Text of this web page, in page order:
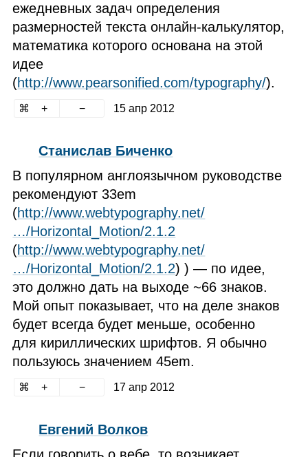
ежедневных задач определения
размерностей текста онлайн‑калькулятор,
математика которого основана на этой
идее
(http://www.pearsonified.com/typography/).
15 апр 2012
Станислав Биченко
В популярном англоязычном руководстве
рекомендуют 33em
(http://www.webtypography.net/
…/Horizontal_Motion/2.1.2
(http://www.webtypography.net/
…/Horizontal_Motion/2.1.2) ) — по идее,
это должно дать на выходе ~66 знаков.
Мой опыт показывает, что на деле знаков
будет всегда будет меньше, особенно
для кириллических шрифтов. Я обычно
пользуюсь значением 45em.
17 апр 2012
Евгений Волков